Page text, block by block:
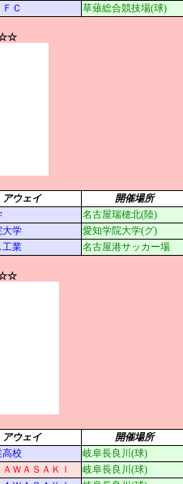
Ｃ 草薙総合競技場(球)
アウェイ 開催場所
名古屋瑞穂北(陸)
大学
愛知学院大学(グ)
工業 名古屋港サッカー場
アウェイ 開催場所
高校
岐阜長良川(球)
ＷＡＳＡＫＩ
岐阜長良川(球)